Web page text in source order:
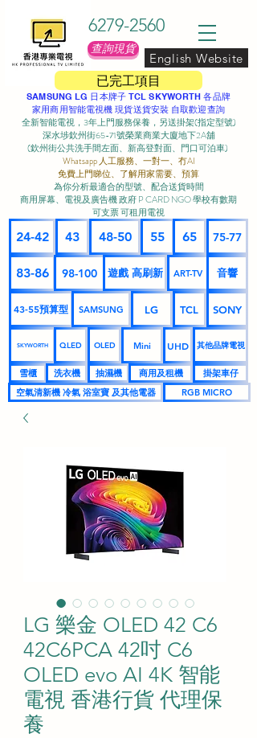
已完工項目
6279-2560
查詢現貨
English Website
SAMSUNG LG 日本牌子 TCL SKYWORTH 各品牌
家用商用智能電視機 現貨送貨安裝 自取歡迎查詢
全新智能電視，3年上門服務保養，另送掛架(指定型號)
深水埗欽州街65-71號榮業商業大廈地下2A舖
(欽州街公共洗手間左面、新高登對面、門口可泊車) ​
Whatsapp 人工服務、一對一、冇AI
免費上門睇位、了解用家需要、預算
為你分析最適合的型號、配合送貨時間
商用屏幕、電視及廣告機 政府 P CARD NGO 學校有數期
可支票 可租用電視
24-42 43 48-50 55 65 75-77
83-86 98-100 遊戲 高刷新 ART-TV 音響
43-55預算型 SAMSUNG LG TCL SONY
SKYWORTH QLED OLED Mini UHD 其他品牌電視
雪櫃 洗衣機 抽濕機 商用及租機
掛架車仔
空氣清新機 冷氣 浴室寶 及其他電器
RGB MICRO
LG 樂金 OLED 42 C6
42C6PCA 42吋 C6
OLED evo AI 4K 智能
電視 香港行貨 代理保
養